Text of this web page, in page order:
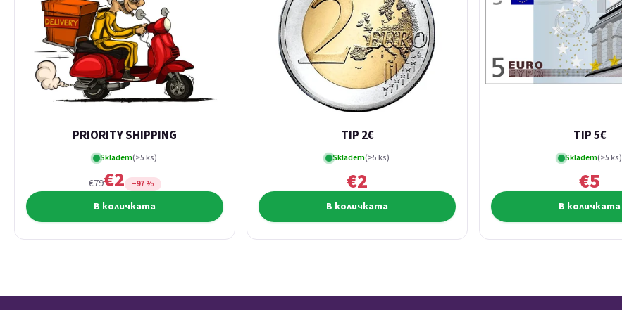
PRIORITY SHIPPING
Skladem(>5 ks)
€79€2 −97 %
В количката
TIP 2€
Skladem(>5 ks)
€2
В количката
TIP 5€
Skladem(>5 ks)
€5
В количката